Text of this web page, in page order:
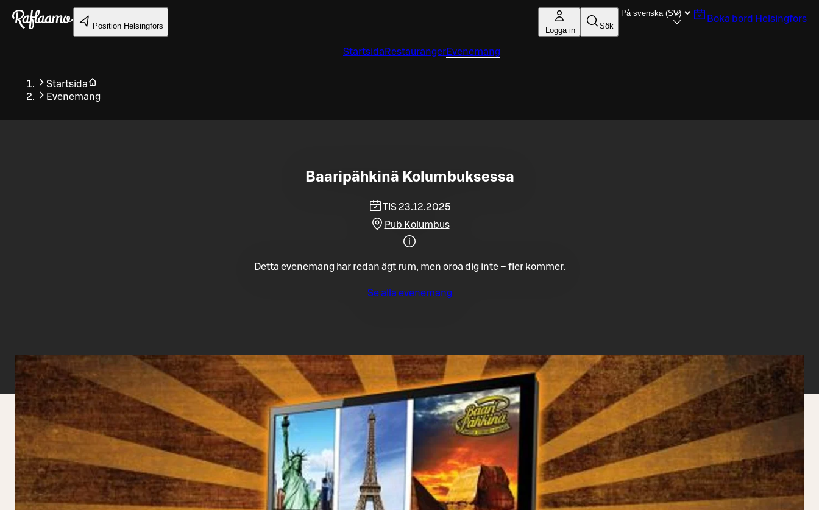
Gå till huvudinnehållet
Position Helsingfors Logga in Sök
Boka bord Helsingfors
Startsida RestaurangerEvenemang
Startsida
Evenemang
Tillbaka
Baaripähkinä Kolumbuksessa
TIS 23.12.2025
Pub Kolumbus
Detta evenemang har redan ägt rum, men oroa dig inte – fler kommer.
Se alla evenemang